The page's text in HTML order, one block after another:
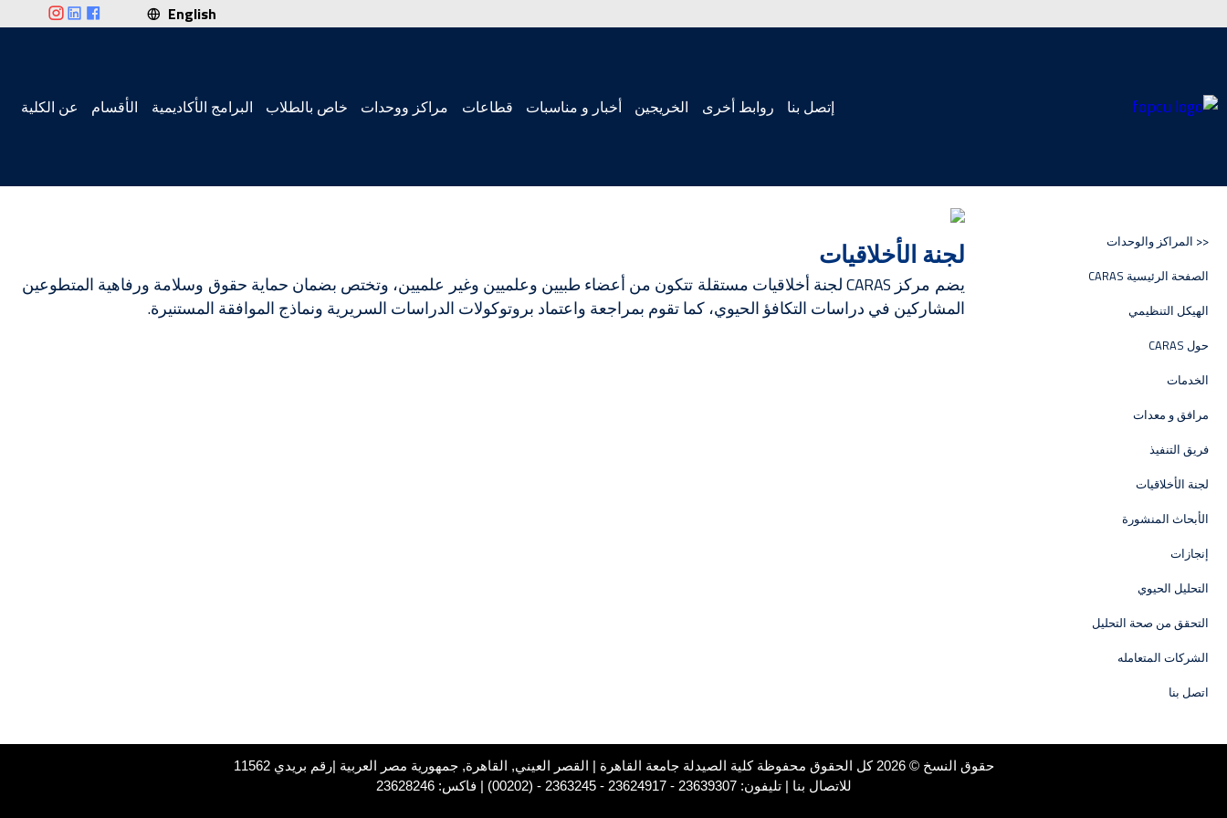
English
عن الكلية الأقسام البرامج الأكاديمية خاص بالطلاب مراكز ووحدات قطاعات أخبار و مناسبات الخريجين روابط أخرى إتصل بنا
<< المراكز والوحدات
الصفحة الرئيسية CARAS
الهيكل التنظيمي
حول CARAS
الخدمات
مرافق و معدات
فريق التنفيذ
لجنة الأخلاقيات
الأبحاث المنشورة
إنجازات
التحليل الحيوي
التحقق من صحة التحليل
الشركات المتعامله
اتصل بنا
لجنة الأخلاقيات
يضم مركز CARAS لجنة أخلاقيات مستقلة تتكون من أعضاء طبيين وعلميين وغير علميين، وتختص بضمان حماية حقوق وسلامة ورفاهية المتطوعين
المشاركين في دراسات التكافؤ الحيوي، كما تقوم بمراجعة واعتماد بروتوكولات الدراسات السريرية ونماذج الموافقة المستنيرة.
حقوق النسخ ©2026 كل الحقوق محفوظة كلية الصيدلة جامعة القاهرة | القصر العيني, القاهرة, جمهورية مصر العربية |رقم بريدي 11562
للاتصال بنا | تليفون: 23639307 - 23624917 - 2363245 - (00202) | فاكس: 23628246